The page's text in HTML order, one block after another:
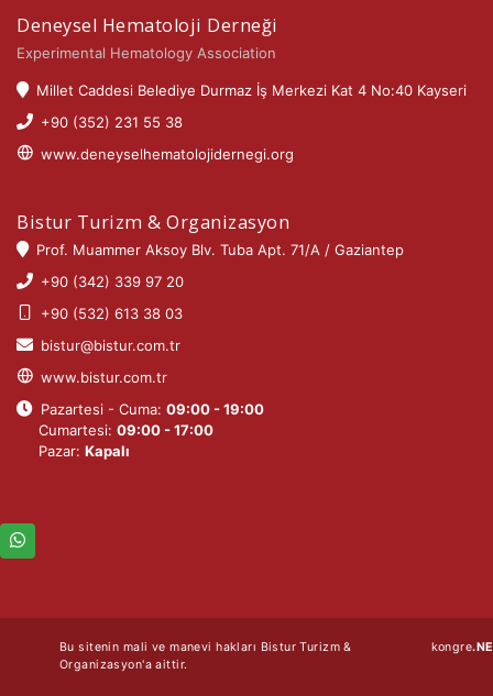
Deneysel Hematoloji Derneği
Experimental Hematology Association
Millet Caddesi Belediye Durmaz İş Merkezi Kat 4 No:40 Kayseri
+90 (352) 231 55 38
www.deneyselhematolojidernegi.org
Bistur Turizm & Organizasyon
Prof. Muammer Aksoy Blv. Tuba Apt. 71/A / Gaziantep
+90 (342) 339 97 20
+90 (532) 613 38 03
bistur@bistur.com.tr
www.bistur.com.tr
Pazartesi - Cuma: 09:00 - 19:00
Cumartesi: 09:00 - 17:00
Pazar: Kapalı
Bu sitenin mali ve manevi hakları Bistur Turizm &
Organizasyon'a aittir.
kongre